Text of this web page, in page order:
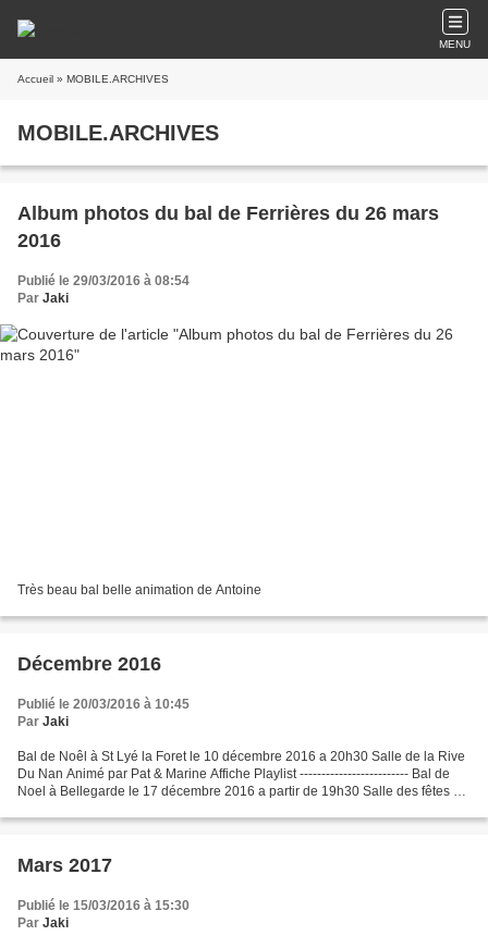
MENU
Accueil » MOBILE.ARCHIVES
MOBILE.ARCHIVES
Album photos du bal de Ferrières du 26 mars
2016
Publié le 29/03/2016 à 08:54
Par Jaki
Très beau bal belle animation de Antoine
Décembre 2016
Publié le 20/03/2016 à 10:45
Par Jaki
Bal de Noêl à St Lyé la Foret le 10 décembre 2016 a 20h30 Salle de la Rive
Du Nan Animé par Pat & Marine Affiche Playlist ------------------------- Bal de
Noel à Bellegarde le 17 décembre 2016 a partir de 19h30 Salle des fêtes de
Mars 2017
Publié le 15/03/2016 à 15:30
Par Jaki